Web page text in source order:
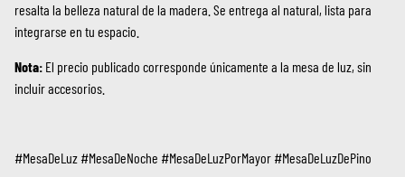
resalta la belleza natural de la madera. Se entrega al natural, lista para
integrarse en tu espacio.
Nota: El precio publicado corresponde únicamente a la mesa de luz, sin
incluir accesorios.
#MesaDeLuz #MesaDeNoche #MesaDeLuzPorMayor #MesaDeLuzDePino